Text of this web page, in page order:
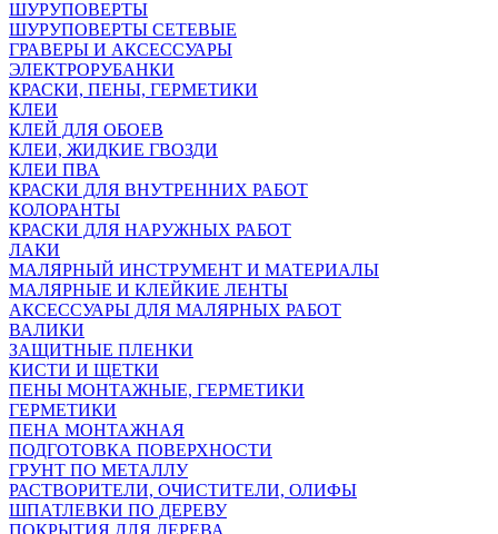
ШУРУПОВЕРТЫ
ШУРУПОВЕРТЫ СЕТЕВЫЕ
ГРАВЕРЫ И АКСЕССУАРЫ
ЭЛЕКТРОРУБАНКИ
КРАСКИ, ПЕНЫ, ГЕРМЕТИКИ
КЛЕИ
КЛЕЙ ДЛЯ ОБОЕВ
КЛЕИ, ЖИДКИЕ ГВОЗДИ
КЛЕИ ПВА
КРАСКИ ДЛЯ ВНУТРЕННИХ РАБОТ
КОЛОРАНТЫ
КРАСКИ ДЛЯ НАРУЖНЫХ РАБОТ
ЛАКИ
МАЛЯРНЫЙ ИНСТРУМЕНТ И МАТЕРИАЛЫ
МАЛЯРНЫЕ И КЛЕЙКИЕ ЛЕНТЫ
АКСЕССУАРЫ ДЛЯ МАЛЯРНЫХ РАБОТ
ВАЛИКИ
ЗАЩИТНЫЕ ПЛЕНКИ
КИСТИ И ЩЕТКИ
ПЕНЫ МОНТАЖНЫЕ, ГЕРМЕТИКИ
ГЕРМЕТИКИ
ПЕНА МОНТАЖНАЯ
ПОДГОТОВКА ПОВЕРХНОСТИ
ГРУНТ ПО МЕТАЛЛУ
РАСТВОРИТЕЛИ, ОЧИСТИТЕЛИ, ОЛИФЫ
ШПАТЛЕВКИ ПО ДЕРЕВУ
ПОКРЫТИЯ ДЛЯ ДЕРЕВА